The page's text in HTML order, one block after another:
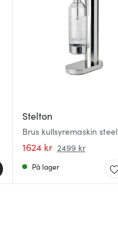
Stelton
Brus kullsyremaskin steel
1624 kr 2499 kr
På lager